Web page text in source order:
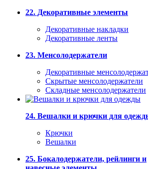
22. Декоративные элементы
Декоративные накладки
Декоративные ленты
23. Менсолодержатели
Декоративные
Скрытые менсолодержатели
Складные менсолодержатели
24. Вешалки и крючки для
Крючки
Вешалки
25. Бокалодержатели, рейлинги и